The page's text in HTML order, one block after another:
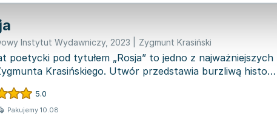
Instytut Wydawniczy, 2023 Zygmunt Krasiński
poetycki pod tytułem „Rosja” to jedno z najważniejszych
Krasińskiego. Utwór przedstawia burzliwą historię
5.0
Pakujemy 10.08